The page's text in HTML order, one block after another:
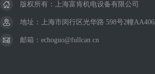
版权所有：上海富肯机电设备有限公司
地址：上海市闵行区光华路 598号2幢
邮箱：echoguo@fullcan.cn